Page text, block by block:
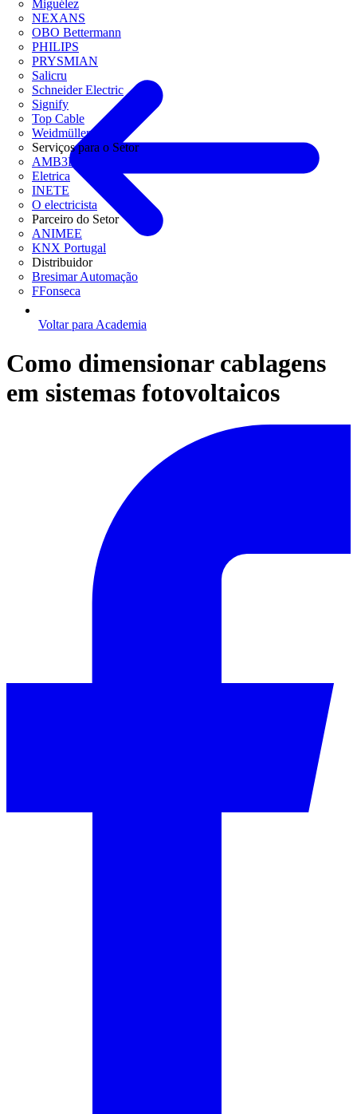
Miguélez
NEXANS
OBO Bettermann
PHILIPS
PRYSMIAN
Salicru
Schneider Electric
Signify
Top Cable
Weidmüller
Serviços para o Setor
AMB3E
Eletrica
INETE
O electricista
Parceiro do Setor
ANIMEE
KNX Portugal
Distribuidor
Bresimar Automação
FFonseca
Voltar para Academia
Como dimensionar cablagens
em sistemas fotovoltaicos